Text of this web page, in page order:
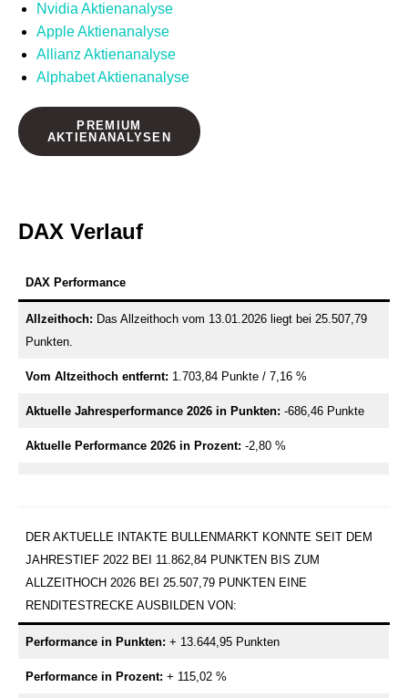
Nvidia Aktienanalyse
Apple Aktienanalyse
Allianz Aktienanalyse
Alphabet Aktienanalyse
PREMIUM
AKTIENANALYSEN
DAX Verlauf
DAX Performance
Allzeithoch: Das Allzeithoch vom 13.01.2026 liegt bei 25.507,79
Punkten.
Vom Altzeithoch entfernt: 1.703,84 Punkte / 7,16 %
Aktuelle Jahresperformance 2026 in Punkten: -686,46 Punkte
Aktuelle Performance 2026 in Prozent: -2,80 %
DER AKTUELLE INTAKTE BULLENMARKT KONNTE SEIT DEM
JAHRESTIEF 2022 BEI 11.862,84 PUNKTEN BIS ZUM
ALLZEITHOCH 2026 BEI 25.507,79 PUNKTEN EINE
RENDITESTRECKE AUSBILDEN VON:
Performance in Punkten: + 13.644,95 Punkten
Performance in Prozent: + 115,02 %